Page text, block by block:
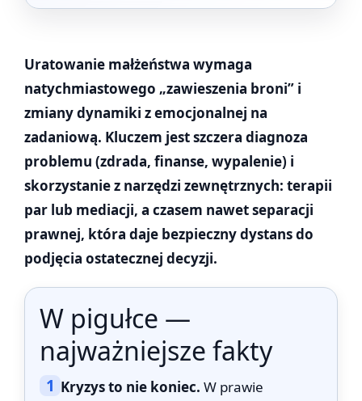
Uratowanie małżeństwa wymaga
natychmiastowego „zawieszenia broni” i
zmiany dynamiki z emocjonalnej na
zadaniową. Kluczem jest szczera diagnoza
problemu (zdrada, finanse, wypalenie) i
skorzystanie z narzędzi zewnętrznych: terapii
par lub mediacji, a czasem nawet separacji
prawnej, która daje bezpieczny dystans do
podjęcia ostatecznej decyzji.
W pigułce —
najważniejsze fakty
1 Kryzys to nie koniec. W prawie